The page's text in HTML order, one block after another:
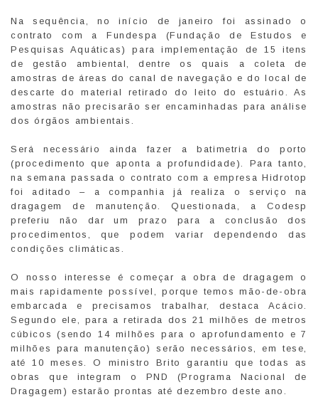
Na sequência, no início de janeiro foi assinado o
contrato com a Fundespa (Fundação de Estudos e
Pesquisas Aquáticas) para implementação de 15 itens
de gestão ambiental, dentre os quais a coleta de
amostras de áreas do canal de navegação e do local de
descarte do material retirado do leito do estuário. As
amostras não precisarão ser encaminhadas para análise
dos órgãos ambientais.
Será necessário ainda fazer a batimetria do porto
(procedimento que aponta a profundidade). Para tanto,
na semana passada o contrato com a empresa Hidrotop
foi aditado – a companhia já realiza o serviço na
dragagem de manutenção. Questionada, a Codesp
preferiu não dar um prazo para a conclusão dos
procedimentos, que podem variar dependendo das
condições climáticas.
O nosso interesse é começar a obra de dragagem o
mais rapidamente possível, porque temos mão-de-obra
embarcada e precisamos trabalhar, destaca Acácio.
Segundo ele, para a retirada dos 21 milhões de metros
cúbicos (sendo 14 milhões para o aprofundamento e 7
milhões para manutenção) serão necessários, em tese,
até 10 meses. O ministro Brito garantiu que todas as
obras que integram o PND (Programa Nacional de
Dragagem) estarão prontas até dezembro deste ano.